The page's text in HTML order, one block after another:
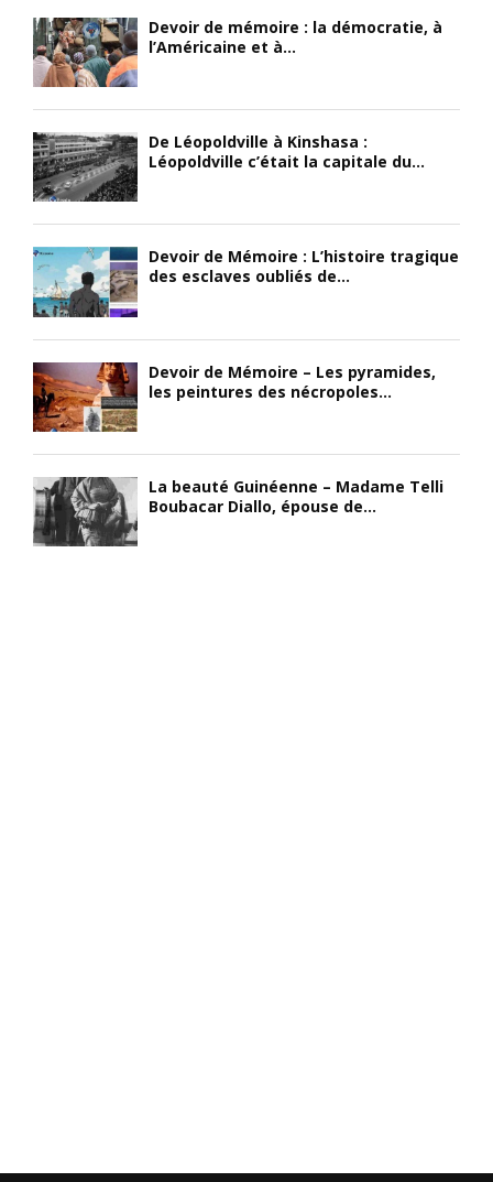
Devoir de mémoire : la démocratie, à
l’Américaine et à...
De Léopoldville à Kinshasa :
Léopoldville c’était la capitale du...
Devoir de Mémoire : L’histoire tragique
des esclaves oubliés de...
Devoir de Mémoire – Les pyramides,
les peintures des nécropoles...
La beauté Guinéenne – Madame Telli
Boubacar Diallo, épouse de...